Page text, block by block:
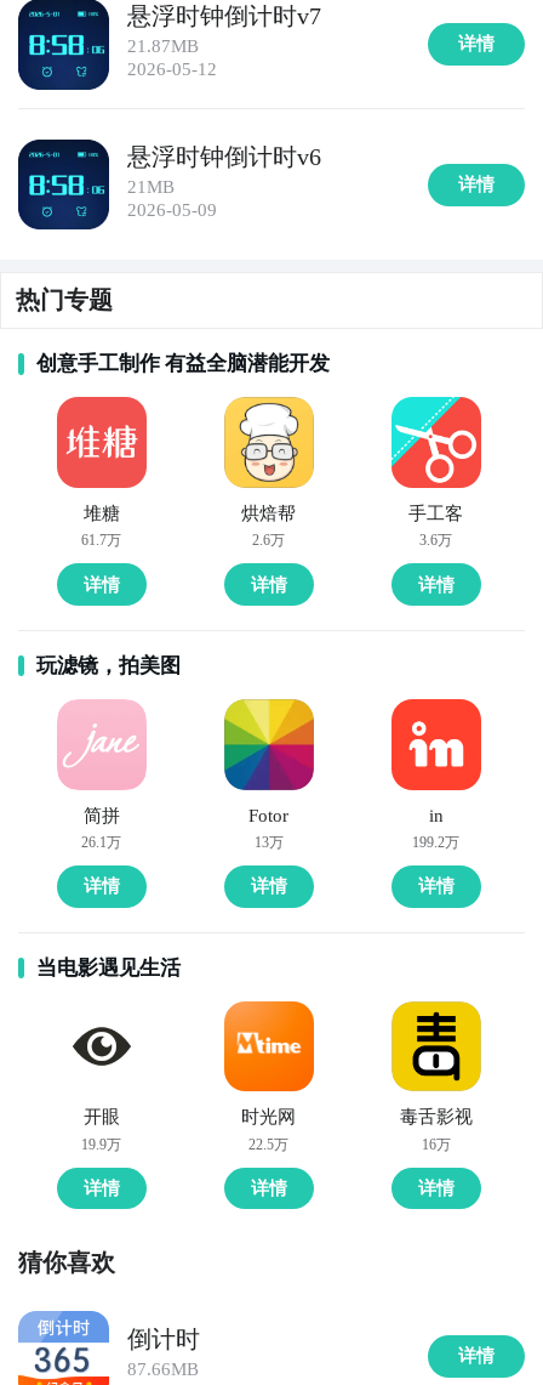
悬浮时钟倒计时v7
21.87MB
2026-05-12
详情
悬浮时钟倒计时v6
21MB
2026-05-09
详情
热门专题
创意手工制作 有益全脑潜能开发
堆糖
61.7万
详情
烘焙帮
2.6万
详情
手工客
3.6万
详情
玩滤镜，拍美图
简拼
26.1万
详情
Fotor
13万
详情
in
199.2万
详情
当电影遇见生活
开眼
19.9万
详情
时光网
22.5万
详情
毒舌影视
16万
详情
猜你喜欢
倒计时
87.66MB
详情